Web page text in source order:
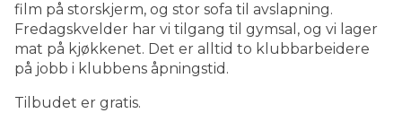
film på storskjerm, og stor sofa til avslapning.
Fredagskvelder har vi tilgang til gymsal, og vi lager
mat på kjøkkenet. Det er alltid to klubbarbeidere
på jobb i klubbens åpningstid.
Tilbudet er gratis.